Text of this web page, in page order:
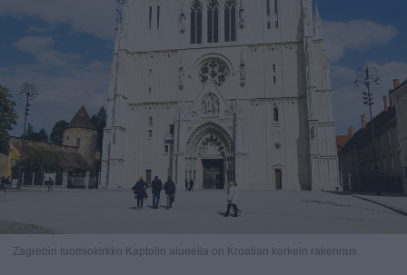
Zagrebin tuomiokirkko Kaptolin alueella on Kroatian korkein rakennus.